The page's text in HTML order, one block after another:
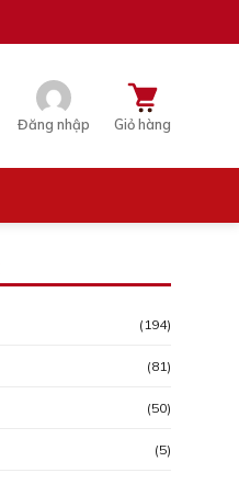
Đăng nhập Giỏ hàng
(194)
(81)
(50)
(5)